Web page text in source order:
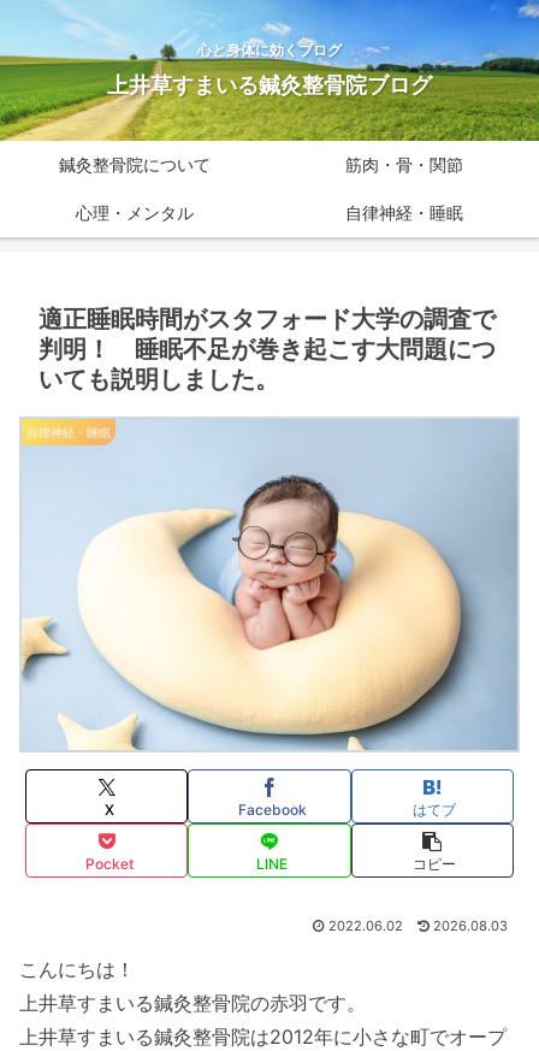
心と身体に効くブログ
上井草すまいる鍼灸整骨院ブログ
鍼灸整骨院について 筋肉・骨・関節
心理・メンタル 自律神経・睡眠
適正睡眠時間がスタフォード大学の調査で
判明！ 睡眠不足が巻き起こす大問題につ
いても説明しました。
自律神経・睡眠
X Facebook はてブ
Pocket LINE コピー
2022.06.02 2026.08.03
こんにちは！
上井草すまいる鍼灸整骨院の赤羽です。
上井草すまいる鍼灸整骨院は2012年に小さな町でオープ